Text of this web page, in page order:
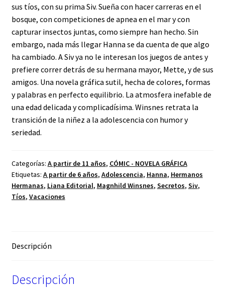
sus tíos, con su prima Siv. Sueña con hacer carreras en el
bosque, con competiciones de apnea en el mar y con
capturar insectos juntas, como siempre han hecho. Sin
embargo, nada más llegar Hanna se da cuenta de que algo
ha cambiado. A Siv ya no le interesan los juegos de antes y
prefiere correr detrás de su hermana mayor, Mette, y de sus
amigos. Una novela gráfica sutil, hecha de colores, formas
y palabras en perfecto equilibrio. La atmosfera inefable de
una edad delicada y complicadísima. Winsnes retrata la
transición de la niñez a la adolescencia con humor y
seriedad.
Categorías: A partir de 11 años, CÓMIC - NOVELA GRÁFICA
Etiquetas: A partir de 6 años, Adolescencia, Hanna, Hermanos
Hermanas, Liana Editorial, Magnhild Winsnes, Secretos, Siv,
Tíos, Vacaciones
Descripción
Descripción